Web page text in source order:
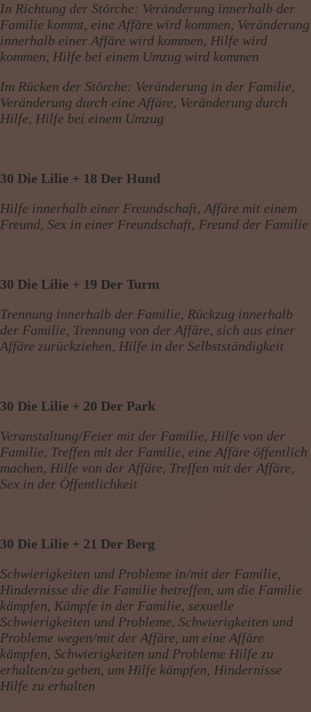
In Richtung der Störche: Veränderung innerhalb der
Familie kommt, eine Affäre wird kommen, Veränderung
innerhalb einer Affäre wird kommen, Hilfe wird
kommen, Hilfe bei einem Umzug wird kommen
Im Rücken der Störche: Veränderung in der Familie,
Veränderung durch eine Affäre, Veränderung durch
Hilfe, Hilfe bei einem Umzug
30 Die Lilie + 18 Der Hund
Hilfe innerhalb einer Freundschaft, Affäre mit einem
Freund, Sex in einer Freundschaft, Freund der Familie
30 Die Lilie + 19 Der Turm
Trennung innerhalb der Familie, Rückzug innerhalb
der Familie, Trennung von der Affäre, sich aus einer
Affäre zurückziehen, Hilfe in der Selbstständigkeit
30 Die Lilie + 20 Der Park
Veranstaltung/Feier mit der Familie, Hilfe von der
Familie, Treffen mit der Familie, eine Affäre öffentlich
machen, Hilfe von der Affäre, Treffen mit der Affäre,
Sex in der Öffentlichkeit
30 Die Lilie + 21 Der Berg
Schwierigkeiten und Probleme in/mit der Familie,
Hindernisse die die Familie betreffen, um die Familie
kämpfen, Kämpfe in der Familie, sexuelle
Schwierigkeiten und Probleme, Schwierigkeiten und
Probleme wegen/mit der Affäre, um eine Affäre
kämpfen, Schwierigkeiten und Probleme Hilfe zu
erhalten/zu geben, um Hilfe kämpfen, Hindernisse
Hilfe zu erhalten